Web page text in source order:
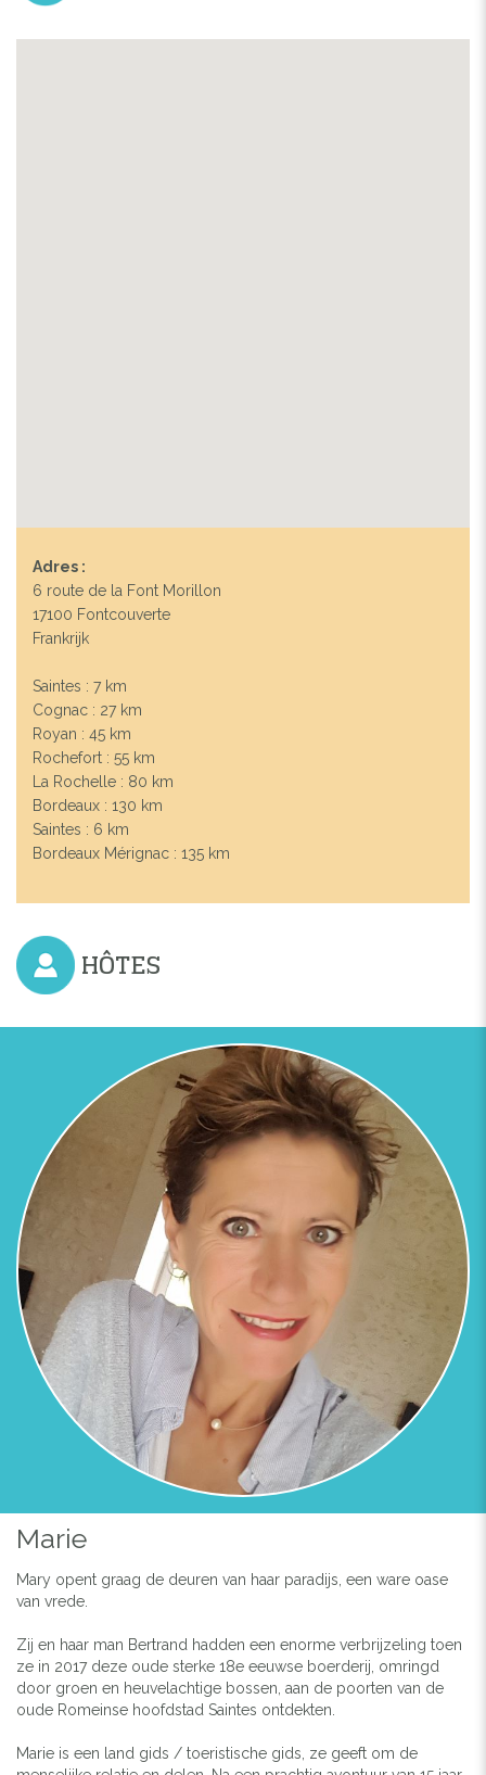
Previous
Adres :
6 route de la Font Morillon
17100 Fontcouverte
Frankrijk
Saintes : 7 km
Cognac : 27 km
Royan : 45 km
Rochefort : 55 km
La Rochelle : 80 km
Bordeaux : 130 km
Saintes : 6 km
Bordeaux Mérignac : 135 km
HÔTES
Marie
Mary opent graag de deuren van haar paradijs, een ware oase
van vrede.
Zij en haar man Bertrand hadden een enorme verbrijzeling toen
ze in 2017 deze oude sterke 18e eeuwse boerderij, omringd
door groen en heuvelachtige bossen, aan de poorten van de
oude Romeinse hoofdstad Saintes ontdekten.
Marie is een land gids / toeristische gids, ze geeft om de